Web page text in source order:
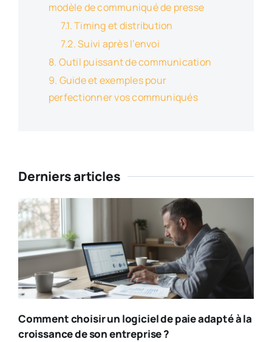
modèle de communiqué de presse
Timing et distribution
Suivi après l’envoi
Outil puissant de communication
Guide et exemples pour
perfectionner vos communiqués
Derniers articles
Comment choisir un logiciel de paie adapté à la
croissance de son entreprise ?